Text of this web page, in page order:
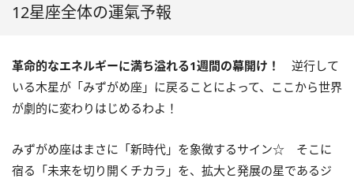
12星座全体の運氣予報
革命的なエネルギーに満ち溢れる1週間の幕開け！
逆行して
いる木星が「みずがめ座」に戻ることによって、ここから世界
が劇的に変わりはじめるわよ！
みずがめ座はまさに「新時代」を象徴するサイン☆ そこに
宿る「未来を切り開くチカラ」を、拡大と発展の星であるジ